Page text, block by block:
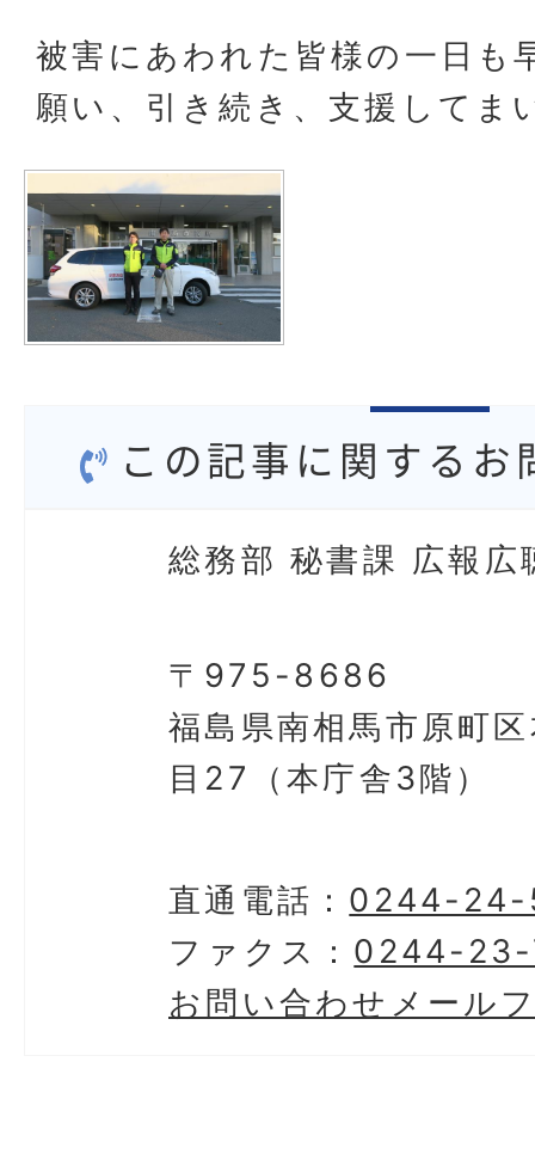
被害にあわれた皆様の一日も
願い、引き続き、支援してま
この記事に関するお
総務部 秘書課 広報広
〒975-8686
福島県南相馬市原町
目27（本庁舎3階）
直通電話： 0244-24-
ファクス： 0244-
お問い合わせメール